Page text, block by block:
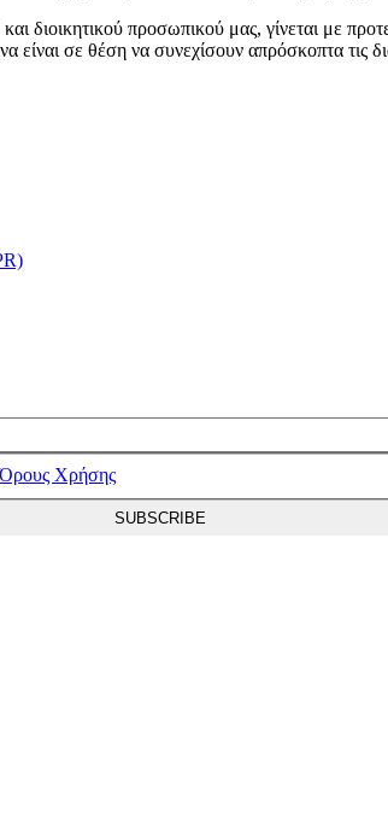
διοικητικού προσωπικού μας, γίνεται με
σε θέση να συνεχίσουν απρόσκοπτα τις
Όρους Χρήσης